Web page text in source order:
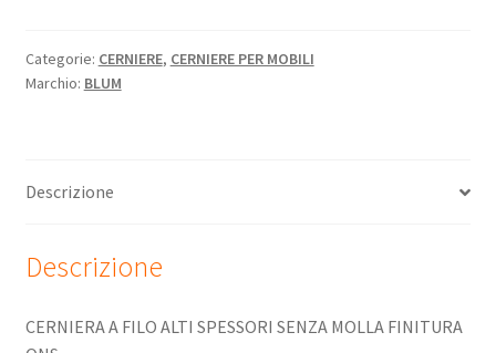
Categorie: CERNIERE, CERNIERE PER MOBILI
Marchio: BLUM
Descrizione
Descrizione
CERNIERA A FILO ALTI SPESSORI SENZA MOLLA FINITURA